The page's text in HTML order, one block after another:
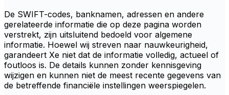
De SWIFT-codes, banknamen, adressen en andere
gerelateerde informatie die op deze pagina worden
verstrekt, zijn uitsluitend bedoeld voor algemene
informatie. Hoewel wij streven naar nauwkeurigheid,
garandeert Xe niet dat de informatie volledig, actueel of
foutloos is. De details kunnen zonder kennisgeving
wijzigen en kunnen niet de meest recente gegevens van
de betreffende financiële instellingen weerspiegelen.